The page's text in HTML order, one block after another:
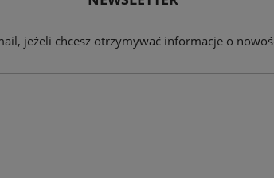
jeżeli chcesz otrzymywać informacje o